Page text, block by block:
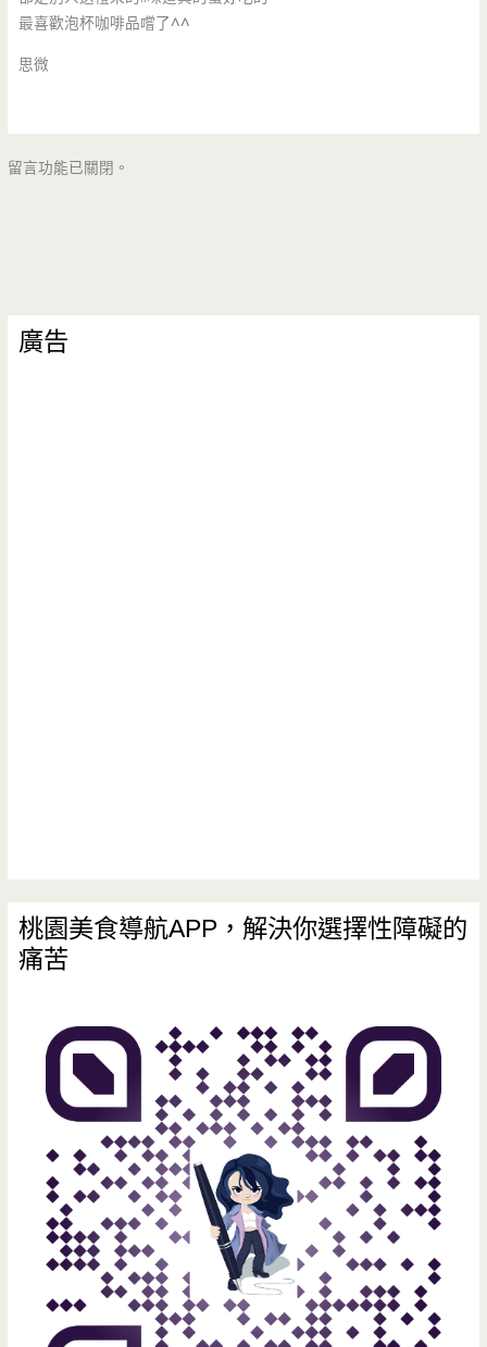
最喜歡泡杯咖啡品嚐了^^
思微
留言功能已關閉。
廣告
桃園美食導航APP，解決你選擇性障礙的
痛苦